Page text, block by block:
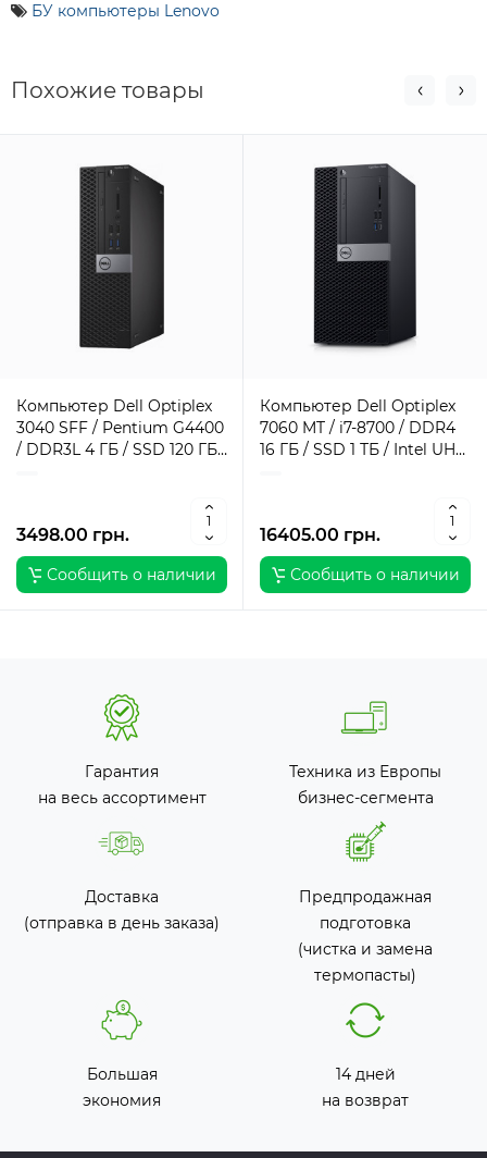
БУ компьютеры Lenovo
Похожие товары
Компьютер Dell Optiplex
3040 SFF / Pentium G4400
/ DDR3L 4 ГБ / SSD 120 ГБ /
3498.00 грн.
Сообщить о наличии
Компьютер Dell Optiplex
7060 MT / i7-8700 / DDR4
16 ГБ / SSD 1 ТБ / Intel UHD
16405.00 грн.
Сообщить о наличии
Гарантия
на весь ассортимент
Техника из Европы
бизнес-сегмента
Доставка
(отправка в день заказа)
Предпродажная
подготовка
(чистка и замена
термопасты)
Большая
экономия
14 дней
на возврат